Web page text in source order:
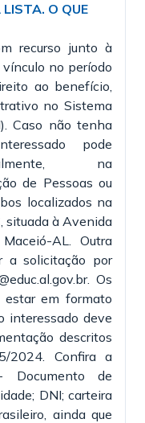
O QUE
recurso junto à
no período
ao benefício,
no Sistema
Caso não tenha
pode
na
de Pessoas ou
localizados na
situada à Avenida
AL. Outra
a solicitação por
Os
estar em formato
interessado deve
descritos
2024. Confira a
Documento de
DNI; carteira
ainda que